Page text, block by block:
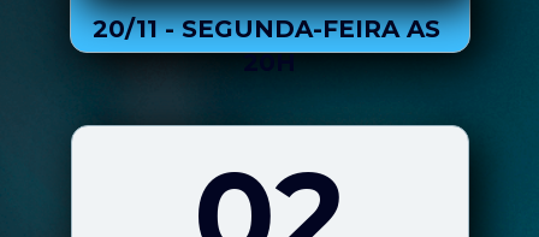
20/11 - SEGUNDA-FEIRA AS
20H